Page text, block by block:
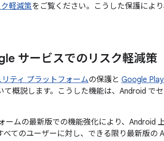
軽減策をご覧ください。こうした保護によ
サービスでのリスク軽減策
ティ プラットフォームの保護と Google
て概説します。こうした機能は、Android で
ームの最新版での機能強化により、Android
べてのユーザーに対し、できる限り最新版の